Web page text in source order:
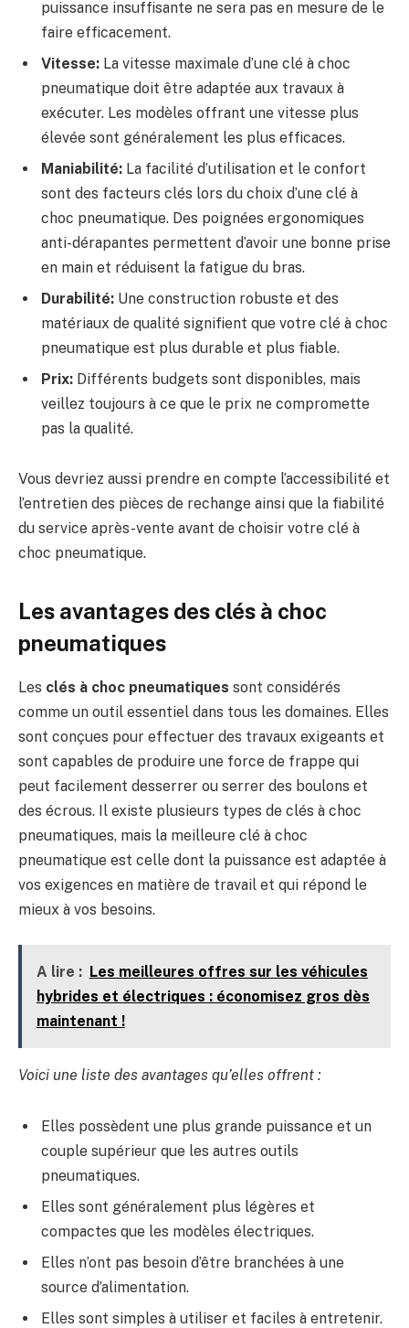
puissance insuffisante ne sera pas en mesure de le
faire efficacement.
Vitesse: La vitesse maximale d’une clé à choc
pneumatique doit être adaptée aux travaux à
exécuter. Les modèles offrant une vitesse plus
élevée sont généralement les plus efficaces.
Maniabilité: La facilité d’utilisation et le confort
sont des facteurs clés lors du choix d’une clé à
choc pneumatique. Des poignées ergonomiques
anti-dérapantes permettent d’avoir une bonne prise
en main et réduisent la fatigue du bras.
Durabilité: Une construction robuste et des
matériaux de qualité signifient que votre clé à choc
pneumatique est plus durable et plus fiable.
Prix: Différents budgets sont disponibles, mais
veillez toujours à ce que le prix ne compromette
pas la qualité.
Vous devriez aussi prendre en compte l’accessibilité et
l’entretien des pièces de rechange ainsi que la fiabilité
du service après-vente avant de choisir votre clé à
choc pneumatique.
Les avantages des clés à choc
pneumatiques
Les clés à choc pneumatiques sont considérés
comme un outil essentiel dans tous les domaines. Elles
sont conçues pour effectuer des travaux exigeants et
sont capables de produire une force de frappe qui
peut facilement desserrer ou serrer des boulons et
des écrous. Il existe plusieurs types de clés à choc
pneumatiques, mais la meilleure clé à choc
pneumatique est celle dont la puissance est adaptée à
vos exigences en matière de travail et qui répond le
mieux à vos besoins.
A lire : Les meilleures offres sur les véhicules
hybrides et électriques : économisez gros dès
maintenant !
Voici une liste des avantages qu’elles offrent :
Elles possèdent une plus grande puissance et un
couple supérieur que les autres outils
pneumatiques.
Elles sont généralement plus légères et
compactes que les modèles électriques.
Elles n’ont pas besoin d’être branchées à une
source d’alimentation.
Elles sont simples à utiliser et faciles à entretenir.